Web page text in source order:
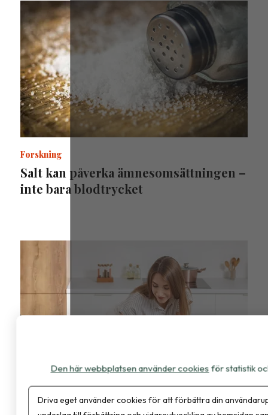
Forskning
Salt kan påverka ämnesomsättningen –
inte bara blodtrycket
Kalkyler & Verktyg
Den här webbplatsen använder cookies för statistik
Driva eget använder cookies för att förbättra din